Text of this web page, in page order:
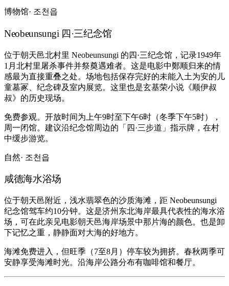
博物馆· 조천읍
Neobeunsungi 四·三纪念馆
位于朝天邑北村里 Neobeunsungi 的四·三纪念馆，记录1949年
1月北村里屠杀事件并祭奠遇难者。这是电影中鄭顺归来的情
感最为直接重叠之处。场地包括保存完好的未能入土为安的儿
童墓冢、纪念碑及室内展览。这里也是玄基荣小说《顺伊叔
叔》的历史现场。
免费参观。开放时间为上午9时至下午6时（冬季下午5时），
周一闭馆。建议沿纪念馆周边的「四·三步道」指示牌，在村
中缓步游览。
自然· 조천읍
咸德海水浴场
位于朝天邑附近，浅水翡翠色的沙质海滩，距 Neobeunsungi
纪念馆驾车约10分钟。这是济州东北海岸最具代表性的海水浴
场，可在此亲见电影朝天邑海岸场景中那片海的颜色。也是卸
下记忆之重，静静面对大海的好地方。
海滩免费进入，但旺季（7至8月）停车较为拥挤。春秋两季可
安静享受海滩时光。沿海岸公路分布有咖啡馆和餐厅。